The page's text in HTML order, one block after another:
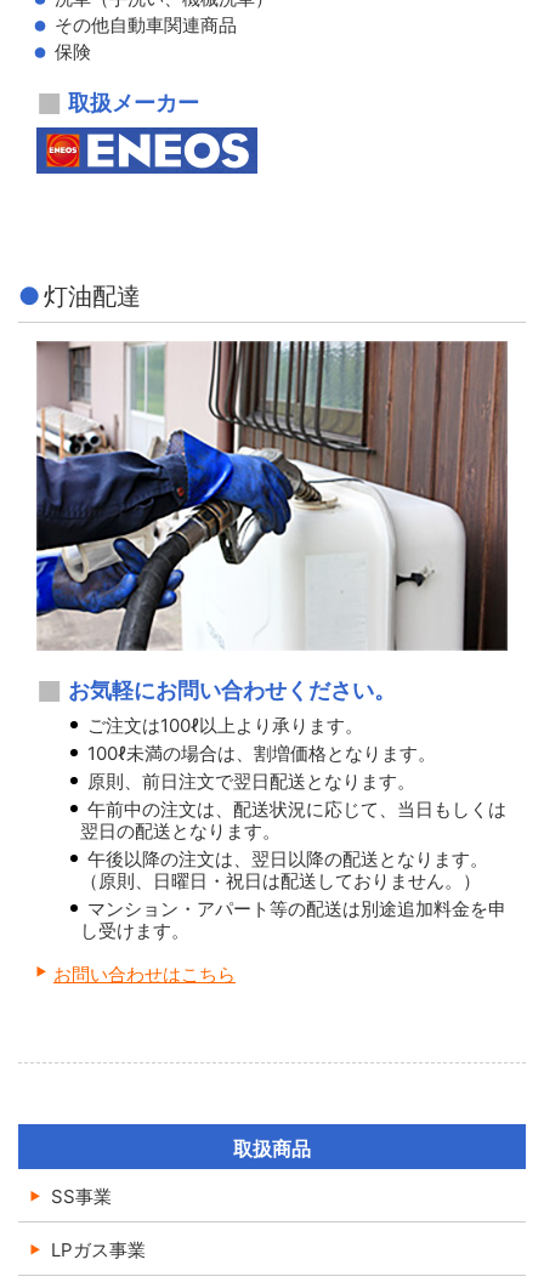
その他自動車関連商品
保険
取扱メーカー
灯油配達
お気軽にお問い合わせください。
ご注文は100ℓ以上より承ります。
100ℓ未満の場合は、割増価格となります。
原則、前日注文で翌日配送となります。
午前中の注文は、配送状況に応じて、当日もしくは
翌日の配送となります。
午後以降の注文は、翌日以降の配送となります。
（原則、日曜日・祝日は配送しておりません。）
マンション・アパート等の配送は別途追加料金を申
し受けます。
お問い合わせはこちら
取扱商品
SS事業
LPガス事業